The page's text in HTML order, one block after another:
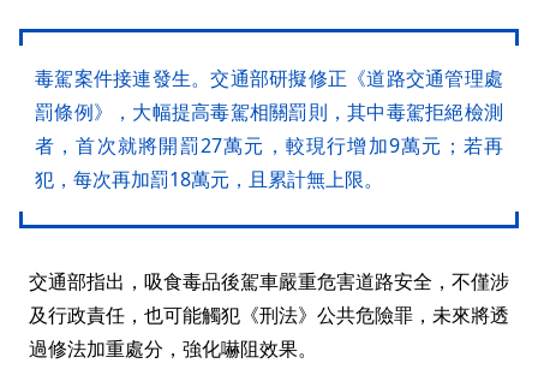
毒駕案件接連發生。交通部研擬修正《道路交通管理處
罰條例》，大幅提高毒駕相關罰則，其中毒駕拒絕檢測
者，首次就將開罰27萬元，較現行增加9萬元；若再
犯，每次再加罰18萬元，且累計無上限。
交通部指出，吸食毒品後駕車嚴重危害道路安全，不僅涉
及行政責任，也可能觸犯《刑法》公共危險罪，未來將透
過修法加重處分，強化嚇阻效果。